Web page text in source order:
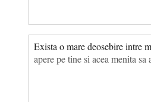
Exista o mare deosebire intre
apere pe tine si acea menita sa